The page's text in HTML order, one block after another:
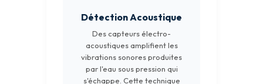
Détection Acoustique
Des capteurs électro-
acoustiques amplifient les
vibrations sonores produites
par l'eau sous pression qui
s'échappe. Cette technique